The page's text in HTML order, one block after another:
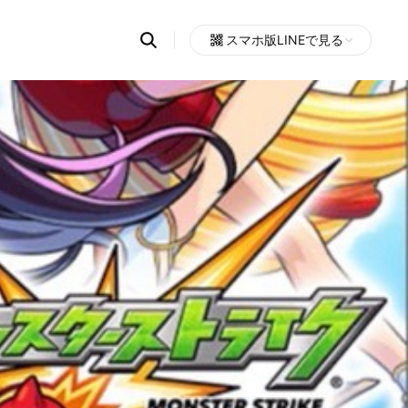
Search
OpenChats
messages
search
area
スマホ版LINEで見る